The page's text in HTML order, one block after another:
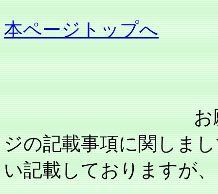
本ページトップへ
お願い：当事
ジの記載事項に関しま
い記載しておりますが、